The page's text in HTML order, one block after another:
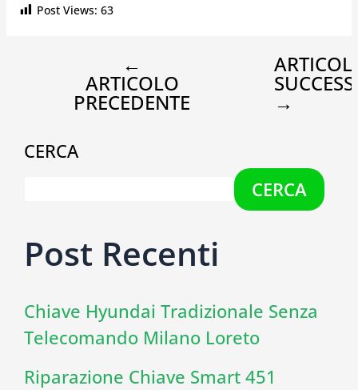
Post Views: 63
←
ARTICOLO
PRECEDENTE →
CERCA
CERCA
Post Recenti
Chiave Hyundai Tradizionale Senza
Telecomando Milano Loreto
Riparazione Chiave Smart 451